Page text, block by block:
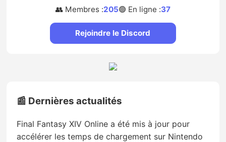
👥 Membres :205🟢 En ligne :37
Rejoindre le Discord
📰 Dernières actualités
Final Fantasy XIV Online a été mis à jour pour
accélérer les temps de chargement sur Nintendo